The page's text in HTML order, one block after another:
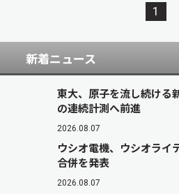
1
新着ニュース
東大、原子を流し続け
の連続計測へ前進
2026.08.07
ウシオ電機、ウシオライ
合併を発表
2026.08.07